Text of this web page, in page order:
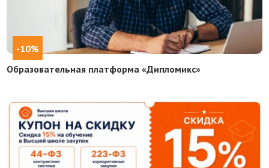
-10%
Образовательная платформа «Дипломикс»